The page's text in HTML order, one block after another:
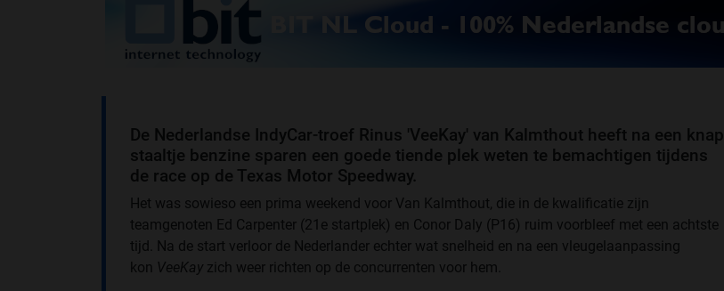
De Nederlandse IndyCar-troef Rinus 'VeeKay' van Kalmthout heeft na een knap
staaltje benzine sparen een goede tiende plek weten te bemachtigen tijdens
de race op de Texas Motor Speedway.
Het was sowieso een prima weekend voor Van Kalmthout, die in de kwalificatie zijn
teamgenoten Ed Carpenter (21e startplek) en Conor Daly (P16) ruim voorbleef met een achtste
tijd. Na de start verloor de Nederlander echter wat snelheid en na een vleugelaanpassing
kon VeeKay zich weer richten op de concurrenten voor hem.